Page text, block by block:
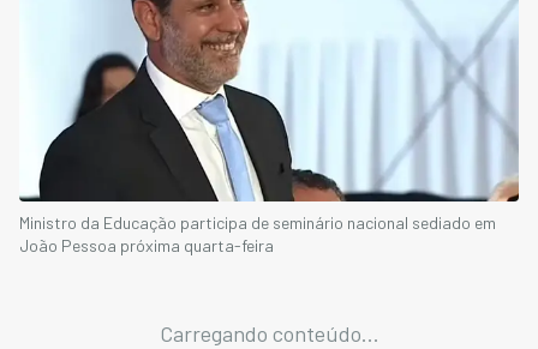
Ministro da Educação participa de seminário nacional sediado em
João Pessoa próxima quarta-feira
Carregando conteúdo...